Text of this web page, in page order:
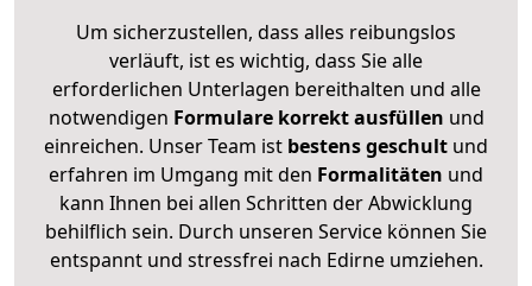
Um sicherzustellen, dass alles reibungslos
verläuft, ist es wichtig, dass Sie alle
erforderlichen Unterlagen bereithalten und alle
notwendigen Formulare korrekt ausfüllen und
einreichen. Unser Team ist bestens geschult und
erfahren im Umgang mit den Formalitäten und
kann Ihnen bei allen Schritten der Abwicklung
behilflich sein. Durch unseren Service können Sie
entspannt und stressfrei nach Edirne umziehen.